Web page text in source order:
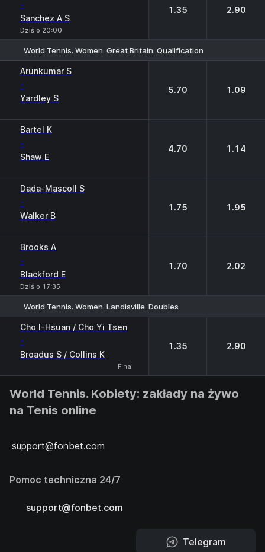
-
Sanchez A S
Dziś o 20:00
1.35 2.90
World Tennis. Women. Great Britain. Qualification
Arunkumar S
-
Yardley S
5.70 1.09
Bartel K
-
Shaw E
4.70 1.14
Dada-Mascoll S
-
Walker B
1.75 1.95
Brooks A
-
Blackford E
Dziś o 17:35
1.70 2.02
World Tennis. Women. Landisville. Doubles
Cho I-Hsuan / Cho Yi Tsen
-
Broadus S / Collins K
Final
1.35 2.90
World Tennis. Kobiety: zakłady na żywo
na Tenis online
support@fonbet.com
Pomoc techniczna 24/7
support@fonbet.com
Telegram